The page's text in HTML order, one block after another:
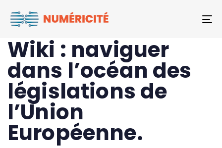
IN:
JURIDIQUE
Wiki : naviguer
dans l’océan des
législations de
l’Union
Européenne.
on: